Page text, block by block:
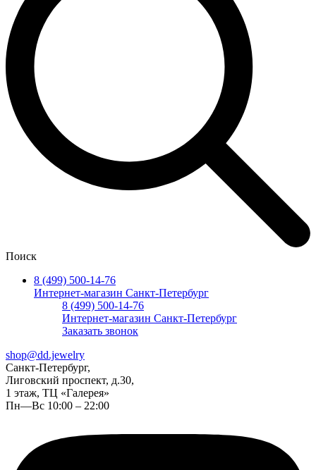
Поиск
8 (499) 500-14-76
Интернет-магазин Санкт-Петербург
8 (499) 500-14-76
Интернет-магазин Санкт-Петербург
Заказать звонок
shop@dd.jewelry
Санкт-Петербург,
Лиговский проспект, д.30,
1 этаж, ТЦ «Галерея»
Пн—Вс 10:00 – 22:00